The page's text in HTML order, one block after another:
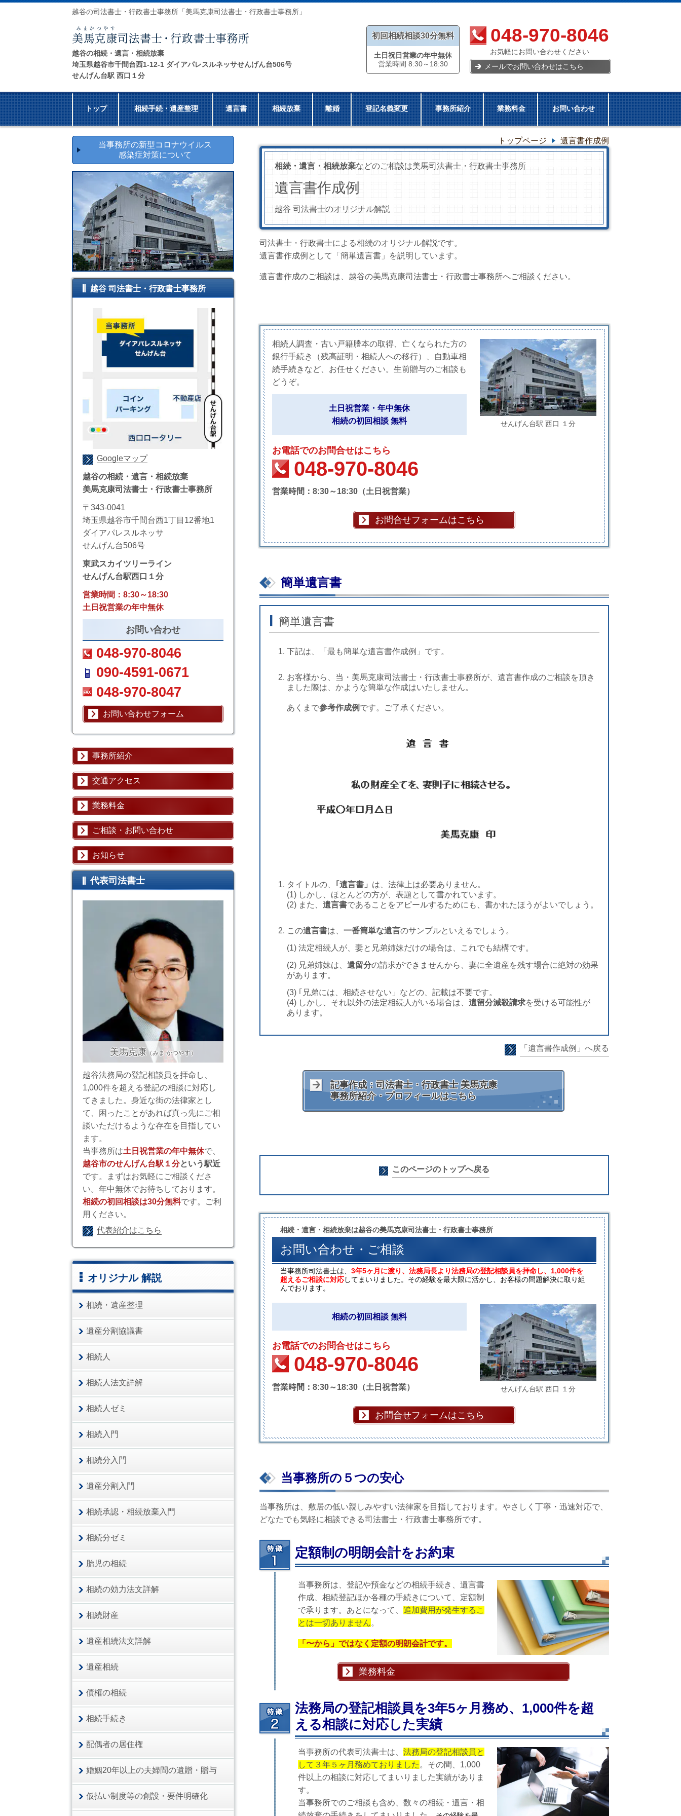
越谷の司法書士・行政書士事務所「美馬克康司法書士・行政書士事務所」
越谷の相続・遺言・相続放棄
埼玉県越谷市千間台西1-12-1 ダイアパレスルネッサせんげん台506号
せんげん台駅 西口１分
初回相続相談30分無料
土日祝日営業の年中無休
営業時間 8:30～18:30
048-970-8046
お気軽にお問い合わせください
メールでお問い合わせはこちら
トップ 相続手続・遺産整理 遺言書 相続放棄 離婚 登記名義変更 事務所紹介 業務料金 お問い合わせ
トップページ 遺言書作成例
相続・遺言・相続放棄などのご相談は美馬司法書士・行政書士事務所
遺言書作成例
越谷 司法書士のオリジナル解説
司法書士・行政書士による相続のオリジナル解説です。
遺言書作成例として「簡単遺言書」を説明しています。
遺言書作成のご相談は、越谷の美馬克康司法書士・行政書士事務所へご相談ください。
せんげん台駅 西口 １分
相続人調査・古い戸籍謄本の取得、亡くなられた方の
銀行手続き（残高証明・相続人への移行）、自動車相
続手続きなど、お任せください。生前贈与のご相談も
どうぞ。
土日祝営業・年中無休
相続の初回相談 無料
お電話でのお問合せはこちら
048-970-8046
営業時間：8:30～18:30（土日祝営業）
お問合せフォームはこちら
簡単遺言書
簡単遺言書
下記は、 「最も簡単な遺言書作成例」 です。
お客様から、当・美馬克康司法書士・行政書士事務所が、遺言書作成のご相談を頂き
ました際は、かような簡単な作成はいたしません。
あくまで参考作成例 です。ご了承ください。
タイトルの、 ｢遺言書」 は、法律上は必要ありません。
(1) しかし、ほとんどの方が、表題として書かれています。
(2) また、遺言書であることをアピールするためにも、書かれたほうがよいでしょう。
この遺言書は、一番簡単な遺言のサンプルといえるでしょう。
(1) 法定相続人が、妻と兄弟姉妹だけの場合は、これでも結構です。
(2) 兄弟姉妹は、遺留分の請求ができませんから、妻に全遺産を残す場合に絶対の効果
があります。
(3) ｢兄弟には、相続させない」などの、記載は不要です。
(4) しかし、それ以外の法定相続人がいる場合は、遺留分減殺請求を受ける可能性が
あります。
「遺言書作成例」へ戻る
記事作成：司法書士・行政書士 美馬克康
事務所紹介・プロフィールはこちら
このページのトップへ戻る
相続・遺言・相続放棄は越谷の美馬克康司法書士・行政書士事務所
お問い合わせ・ご相談
当事務所司法書士は、 3年5ヶ月に渡り、法務局長より法務局の登記相談員を拝命し、1,000件を
超えるご相談に対応してまいりました。その経験を最大限に活かし、お客様の問題解決に取り組
んでおります。
せんげん台駅 西口 １分
相続の初回相談 無料
お電話でのお問合せはこちら
048-970-8046
営業時間：8:30～18:30（土日祝営業）
お問合せフォームはこちら
当事務所の５つの安心
当事務所は、敷居の低い親しみやすい法律家を目指しております。やさしく丁寧・迅速対応で、
どなたでも気軽に相談できる司法書士・行政書士事務所です。
定額制の明朗会計をお約束
当事務所は、登記や預金などの相続手続き、遺言書
作成、相続登記ほか各種の手続きについて、定額制
で承ります。あとになって、 追加費用が発生するこ
とは一切ありません。
「〜から」ではなく定額の明朗会計です。
業務料金
法務局の登記相談員を3年5ヶ月務め、1,000件を超
える相談に対応した実績
当事務所の代表司法書士は、 法務局の登記相談員と
して３年５ヶ月務めておりました 。その間、1,000
件以上の相談に対応してまいりました実績がありま
す。
当事務所でのご相談も含め、数々の相続・遺言・相
当事務所の新型コロナウイルス
感染症対策について
越谷 司法書士・行政書士事務所
Googleマップ
越谷の相続・遺言・相続放棄
美馬克康司法書士・行政書士事務所
〒343-0041
埼玉県越谷市千間台西1丁目12番地1
ダイアパレスルネッサ
せんげん台506号
東武スカイツリーライン
せんげん台駅西口１分
営業時間：8:30～18:30
土日祝営業の年中無休
お問い合わせ
048-970-8046
090-4591-0671
048-970-8047
お問い合わせフォーム
事務所紹介
交通アクセス
業務料金
ご相談・お問い合わせ
お知らせ
代表司法書士
美馬克康（みま かつやす）
越谷法務局の登記相談員を拝命し、
1,000件を超える登記の相談に対応し
てきました。身近な街の法律家とし
て、困ったことがあれば真っ先にご相
談いただけるような存在を目指してい
ます。
当事務所は土日祝営業の年中無休で、
越谷市のせんげん台駅１分という駅近
です。まずはお気軽にご相談くださ
い。年中無休でお待ちしております。
相続の初回相談は30分無料です。ご利
用ください。
代表紹介はこちら
オリジナル 解説
相続・遺産整理
遺産分割協議書
相続人
相続人法文詳解
相続人ゼミ
相続入門
相続分入門
遺産分割入門
相続承認・相続放棄入門
相続分ゼミ
胎児の相続
相続の効力法文詳解
相続財産
遺産相続法文詳解
遺産相続
債権の相続
相続手続き
配偶者の居住権
婚姻20年以上の夫婦間の遺贈・贈与
仮払い制度等の創設・要件明確化